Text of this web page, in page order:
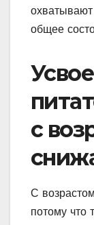
общее
с
С
потому что